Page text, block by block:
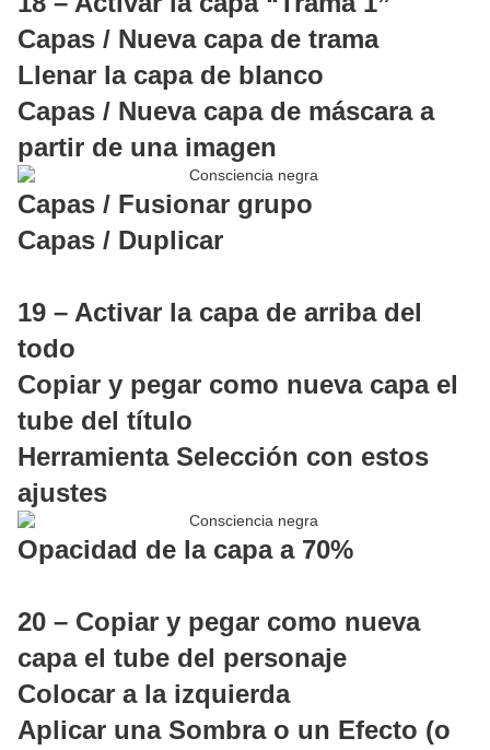
Capas / Nueva capa de trama
Llenar la capa de blanco
Capas / Nueva capa de máscara a
partir de una imagen
Capas / Fusionar grupo
Capas / Duplicar
19 – Activar la capa de arriba del
todo
Copiar y pegar como nueva capa el
tube del título
Herramienta Selección con estos
ajustes
Opacidad de la capa a 70%
20 – Copiar y pegar como nueva
capa el tube del personaje
Colocar a la izquierda
Aplicar una Sombra o un Efecto (o